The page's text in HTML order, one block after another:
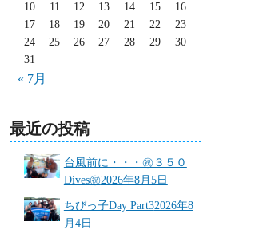
10
11 12 13 14 15
16
17
18 19 20 21 22
23
24
25 26 27 28 29
30
31
« 7月
最近の投稿
台風前に・・・㊗３５０
Dives㊗2026年8月5日
ちびっ子Day Part32026年8
月4日